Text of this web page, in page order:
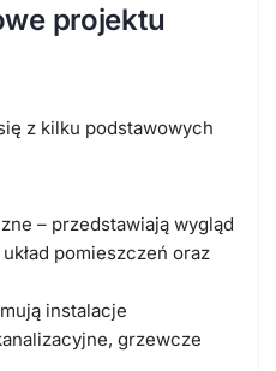
projektu
z kilku podstawowych
– przedstawiają wygląd
pomieszczeń oraz
instalacje
grzewcze